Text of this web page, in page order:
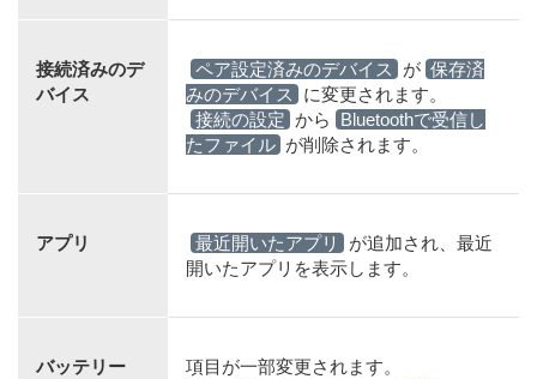
接続済みのデ
バイス
ペア設定済みのデバイス が 保存済
みのデバイス
に変更されます。
接続の設定 から
Bluetoothで受信し
たファイル が削除されます。
アプリ 最近開いたアプリ
が追加され、最近
開いたアプリを表示します。
バッテリー
項目が一部変更されます。